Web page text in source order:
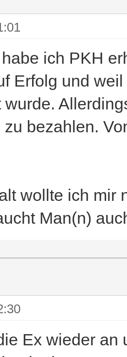
ich PKH
Erfolg und
wurde.
bezahlen.
wollte ich mir
Man(n)
Ex wieder an